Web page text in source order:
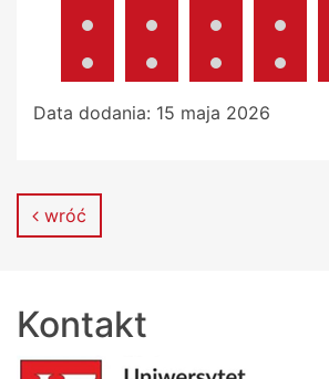
Data dodania: 15 maja 2026
wróć
Kontakt